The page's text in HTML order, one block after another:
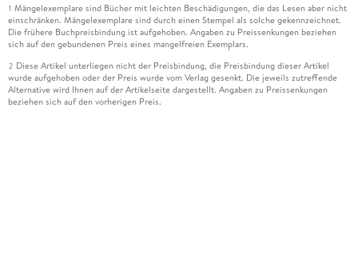
1 Mängelexemplare sind Bücher mit leichten Beschädigungen, die das Lesen aber nicht
einschränken. Mängelexemplare sind durch einen Stempel als solche gekennzeichnet.
Die frühere Buchpreisbindung ist aufgehoben. Angaben zu Preissenkungen beziehen
sich auf den gebundenen Preis eines mangelfreien Exemplars.
2 Diese Artikel unterliegen nicht der Preisbindung, die Preisbindung dieser Artikel
wurde aufgehoben oder der Preis wurde vom Verlag gesenkt. Die jeweils zutreffende
Alternative wird Ihnen auf der Artikelseite dargestellt. Angaben zu Preissenkungen
beziehen sich auf den vorherigen Preis.